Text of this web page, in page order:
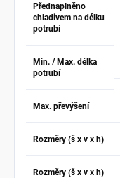
Přednaplněno
chladivem na délku
potrubí
Min. / Max. délka
potrubí
Max. převýšení
Rozměry (š x v x h)
Rozměry (š x v x h)